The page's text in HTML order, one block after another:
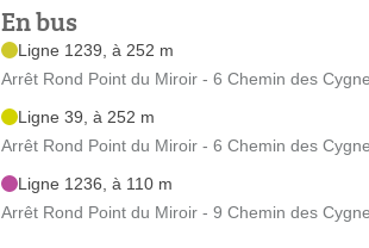
En bus
Ligne 1239, à 252 m
Arrêt Rond Point du Miroir - 6 Chemin des
Ligne 39, à 252 m
Arrêt Rond Point du Miroir - 6 Chemin des
Ligne 1236, à 110 m
Arrêt Rond Point du Miroir - 9 Chemin des